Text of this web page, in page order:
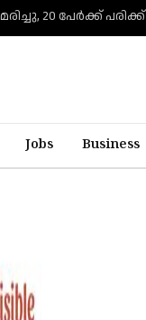
20 പേര്‍ക്ക് പരിക്ക്
Jobs Business